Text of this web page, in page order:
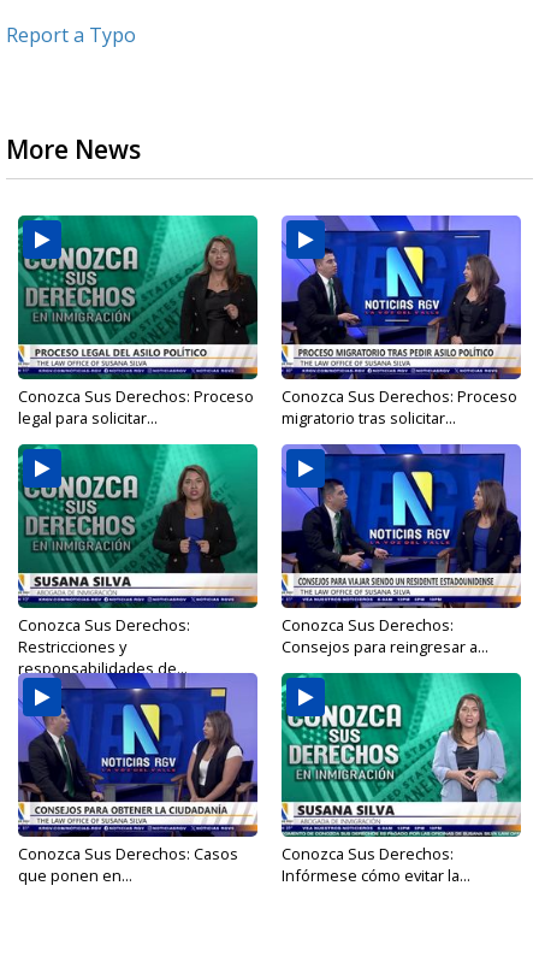
Report a Typo
More News
Conozca Sus Derechos: Proceso
legal para solicitar...
Conozca Sus Derechos: Proceso
migratorio tras solicitar...
Conozca Sus Derechos:
Restricciones y
responsabilidades de...
Conozca Sus Derechos:
Consejos para reingresar a...
Conozca Sus Derechos: Casos
que ponen en...
Conozca Sus Derechos:
Infórmese cómo evitar la...